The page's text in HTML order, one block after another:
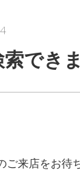
でき
来店をお待